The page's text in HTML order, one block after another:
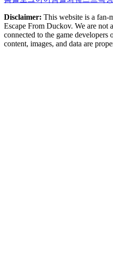
Disclaimer: This website is a fan-
Escape From Duckov. We are not
connected to the game developers
content, images, and data are